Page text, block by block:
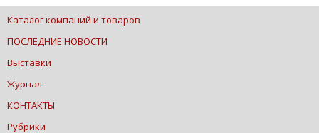
Каталог компаний и товаров
ПОСЛЕДНИЕ НОВОСТИ
Выставки
Журнал
КОНТАКТЫ
Рубрики